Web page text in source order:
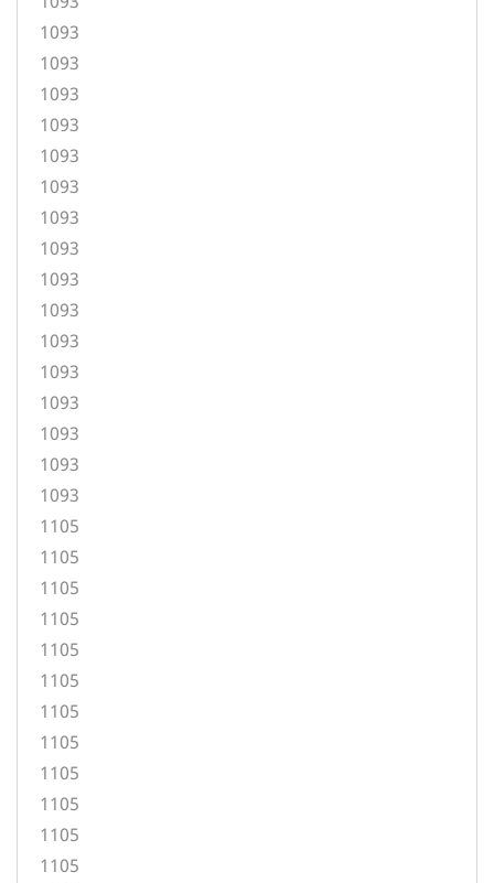
1093
1093
1093
1093
1093
1093
1093
1093
1093
1093
1093
1093
1093
1093
1093
1093
1105
1105
1105
1105
1105
1105
1105
1105
1105
1105
1105
1105